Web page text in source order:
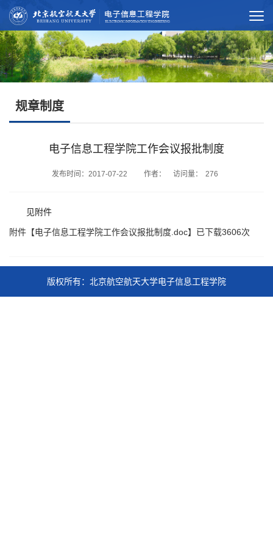
规章制度
电子信息工程学院工作会议报批制度
发布时间：2017-07-22 作者： 访问量： 276
见附件
附件【电子信息工程学院工作会议报批制度.doc】已下载3606次
版权所有：北京航空航天大学电子信息工程学院